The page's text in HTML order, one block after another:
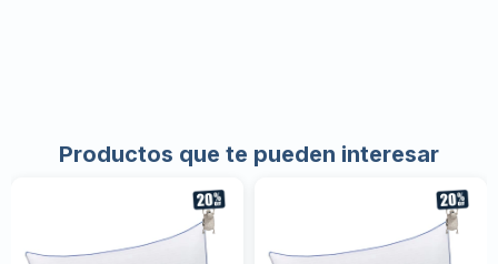
Productos que te pueden interesar